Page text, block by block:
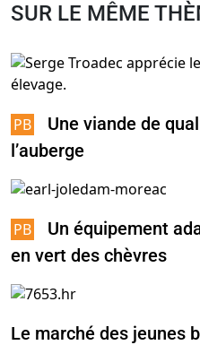
SUR LE MÊME
Une viande de
l’auberge
Un équipement
en vert des chèvres
Le marché des jeunes